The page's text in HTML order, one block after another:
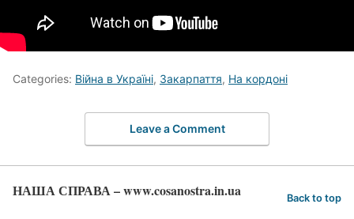
Categories: Війна в Україні, Закарпаття, На кордоні
Leave a Comment
НАША СПРАВА – www.cosanostra.in.ua Back to top